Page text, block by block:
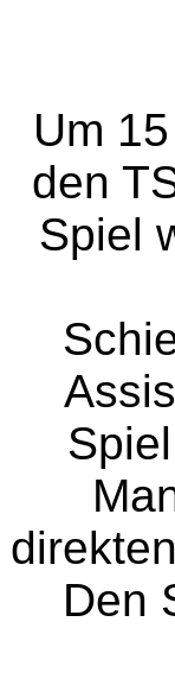
Um
den
Spiel
Den